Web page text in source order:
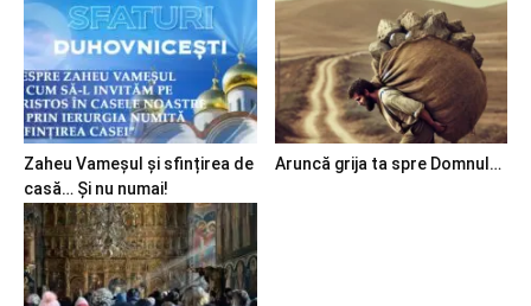
Zaheu Vameșul și sfințirea de
casă… Și nu numai!
Aruncă grija ta spre Domnul…